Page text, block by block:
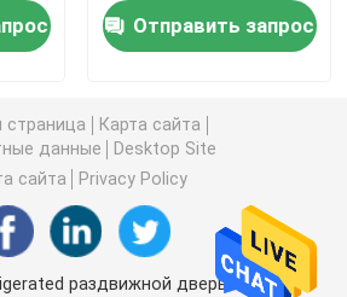
подготовки
воздуха
мяса
льда
Отправить запрос
страница
Карта сайта
данные
Desktop Site
сайта
Privacy Policy
раздвижной дверью